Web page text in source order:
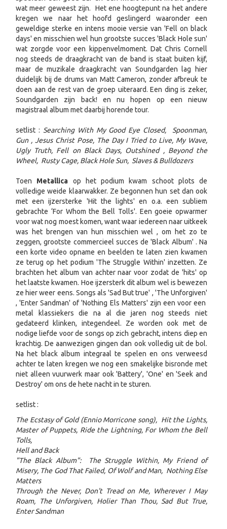
wat meer geweest zijn. Het ene hoogtepunt na het andere
kregen we naar het hoofd geslingerd waaronder een
geweldige sterke en intens mooie versie van 'Fell on black
days' en misschien wel hun grootste succes 'Black Hole sun'
wat zorgde voor een kippenvelmoment. Dat Chris Cornell
nog steeds de draagkracht van de band is staat buiten kijf,
maar de muzikale draagkracht van Soundgarden lag hier
duidelijk bij de drums van Matt Cameron, zonder afbreuk te
doen aan de rest van de groep uiteraard. Een ding is zeker,
Soundgarden zijn back! en nu hopen op een nieuw
magistraal album met daarbij horende tour.
setlist : Searching With My Good Eye Closed, Spoonman,
Gun , Jesus Christ Pose, The Day I Tried to Live, My Wave,
Ugly Truth, Fell on Black Days, Outshined , Beyond the
Wheel, Rusty Cage, Black Hole Sun, Slaves & Bulldozers
Toen Metallica op het podium kwam schoot plots de
volledige weide klaarwakker. Ze begonnen hun set dan ook
met een ijzersterke 'Hit the lights' en o.a. een subliem
gebrachte ‘For Whom the Bell Tolls'. Een goeie opwarmer
voor wat nog moest komen, want waar iedereen naar uitkeek
was het brengen van hun misschien wel , om het zo te
zeggen, grootste commercieel succes de 'Black Album' . Na
een korte video opname en beelden te laten zien kwamen
ze terug op het podium 'The Struggle Within' inzetten. Ze
brachten het album van achter naar voor zodat de 'hits' op
het laatste kwamen. Hoe ijzersterk dit album wel is bewezen
ze hier weer eens. Songs als 'Sad But true' , 'The Unforgiven'
, 'Enter Sandman' of 'Nothing Els Matters' zijn een voor een
metal klassiekers die na al die jaren nog steeds niet
gedateerd klinken, integendeel. Ze worden ook met de
nodige liefde voor de songs op zich gebracht, intens diep en
krachtig. De aanwezigen gingen dan ook volledig uit de bol.
Na het black album integraal te spelen en ons verweesd
achter te laten kregen we nog een smakelijke bisronde met
niet alleen vuurwerk maar ook 'Battery', 'One' en 'Seek and
Destroy' om ons de hete nacht in te sturen.
setlist :
The Ecstasy of Gold (Ennio Morricone song), Hit the Lights,
Master of Puppets, Ride the Lightning, For Whom the Bell
Tolls,
Hell and Back
"The Black Album": The Struggle Within, My Friend of
Misery, The God That Failed, Of Wolf and Man, Nothing Else
Matters
Through the Never, Don't Tread on Me, Wherever I May
Roam, The Unforgiven, Holier Than Thou, Sad But True,
Enter Sandman